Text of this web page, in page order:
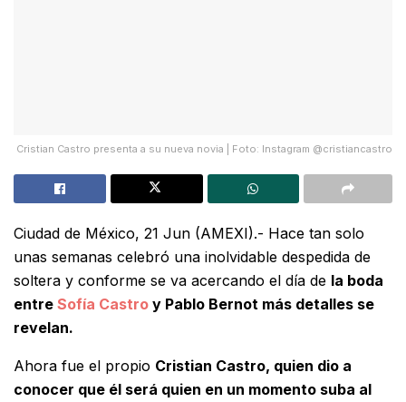
Cristian Castro presenta a su nueva novia | Foto: Instagram @cristiancastro
Ciudad de México, 21 Jun (AMEXI).- Hace tan solo
unas semanas celebró una inolvidable despedida de
soltera y conforme se va acercando el día de la boda
entre Sofía Castro y Pablo Bernot más detalles se
revelan.
Ahora fue el propio Cristian Castro, quien dio a
conocer que él será quien en un momento suba al